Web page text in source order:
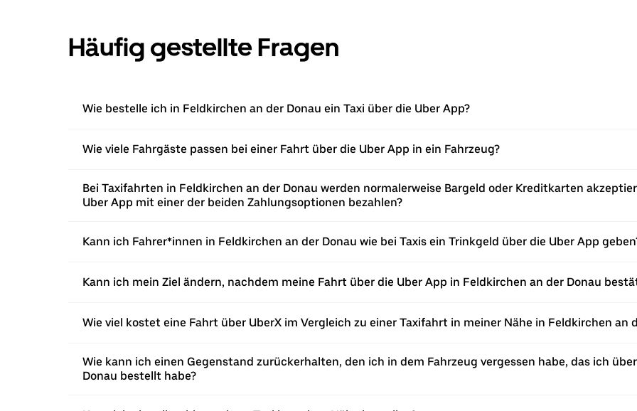
Häufig gestellte Fragen
Wie bestelle ich in Feldkirchen an der Donau ein Taxi über die Uber App?
Wie viele Fahrgäste passen bei einer Fahrt über die Uber App in ein Fahrzeug?
Bei Taxifahrten in Feldkirchen an der Donau werden normalerweise Bargeld oder Kreditkarten
Uber App mit einer der beiden Zahlungsoptionen bezahlen?
Kann ich Fahrer*innen in Feldkirchen an der Donau wie bei Taxis ein Trinkgeld über die Uber App
Kann ich mein Ziel ändern, nachdem meine Fahrt über die Uber App in Feldkirchen an der Donau
Wie viel kostet eine Fahrt über UberX im Vergleich zu einer Taxifahrt in meiner Nähe in Feldkirchen an
Wie kann ich einen Gegenstand zurückerhalten, den ich in dem Fahrzeug vergessen habe, das ich
Donau bestellt habe?